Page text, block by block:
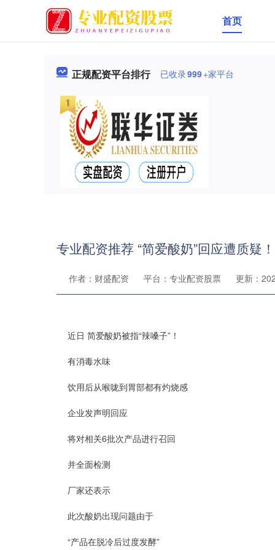
首页
正规配资平台排行 已收录999+家平台
专业配资推荐 “简爱酸奶”回应遭质疑
作者：财盛配资 平台：专业配资股票 更新：
近日 简爱酸奶被指“辣嗓子”！
有消毒水味
饮用后从喉咙到胃部都有灼烧感
企业发声明回应
将对相关6批次产品进行召回
并全面检测
厂家还表示
此次酸奶出现问题由于
“产品在脱冷后过度发酵”